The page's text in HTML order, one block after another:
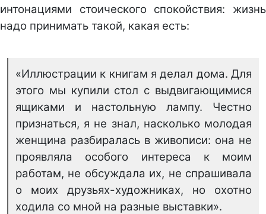
интонациями стоического спокойствия: жизнь
надо принимать такой, какая есть:
«Иллюстрации к книгам я делал дома. Для
этого мы купили стол с выдвигающимися
ящиками и настольную лампу. Честно
признаться, я не знал, насколько молодая
женщина разбиралась в живописи: она не
проявляла особого интереса к моим
работам, не обсуждала их, не спрашивала
о моих друзьях-художниках, но охотно
ходила со мной на разные выставки».